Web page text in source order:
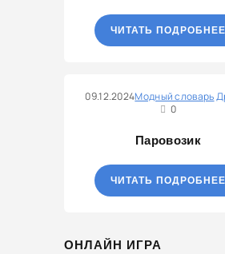
ЧИТАТЬ ПОДРОБНЕЕ
09.12.2024Модный словарь
0
Паровозик
ЧИТАТЬ ПОДРОБНЕЕ
ОНЛАЙН ИГРА